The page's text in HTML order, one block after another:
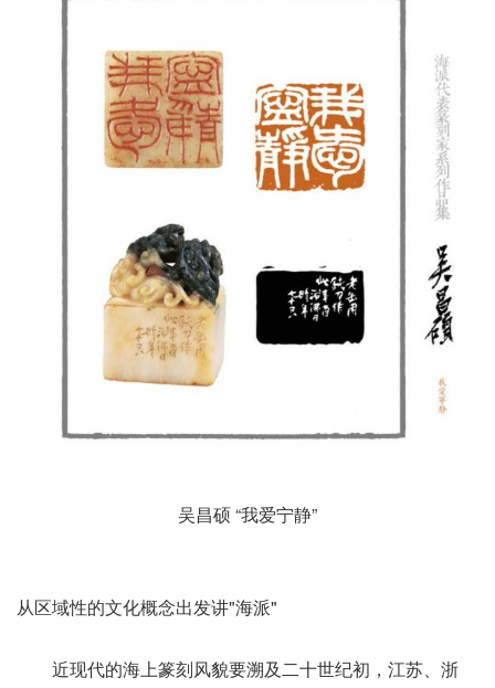
吴昌硕 “我爱宁静”
从区域性的文化概念出发讲"海派"
近现代的海上篆刻风貌要溯及二十世纪初，江苏、浙